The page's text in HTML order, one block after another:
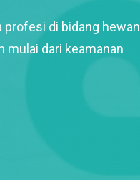
profesi di bidang hewan
mulai dari keamanan